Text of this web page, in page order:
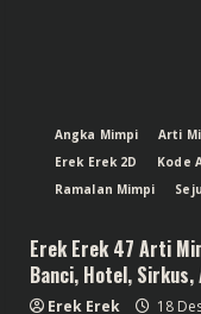
Angka Mimpi Arti
Erek Erek 2D
Kode
Ramalan Mimpi
Erek Erek 47 Arti
Banci, Hotel, Sirkus,
Erek Erek 18